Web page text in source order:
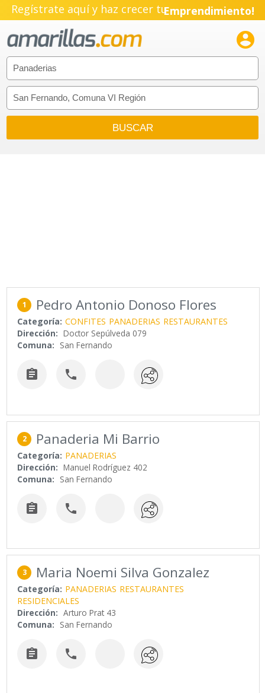
Regístrate aquí y haz crecer tuEmprendimiento!

1 Pedro Antonio Donoso Flores
Categoría: CONFITES PANADERIAS RESTAURANTES
Dirección: Doctor Sepúlveda 079
Comuna: San Fernando
 
2 Panaderia Mi Barrio
Categoría: PANADERIAS
Dirección: Manuel Rodríguez 402
Comuna: San Fernando
 
3 Maria Noemi Silva Gonzalez
Categoría: PANADERIAS RESTAURANTES
RESIDENCIALES
Dirección: Arturo Prat 43
Comuna: San Fernando
 